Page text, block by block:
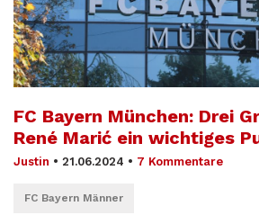
FC Bayern München: Drei
René Marić ein wichtiges
Justin • 21.06.2024 • 7 Kommentare
FC Bayern Männer